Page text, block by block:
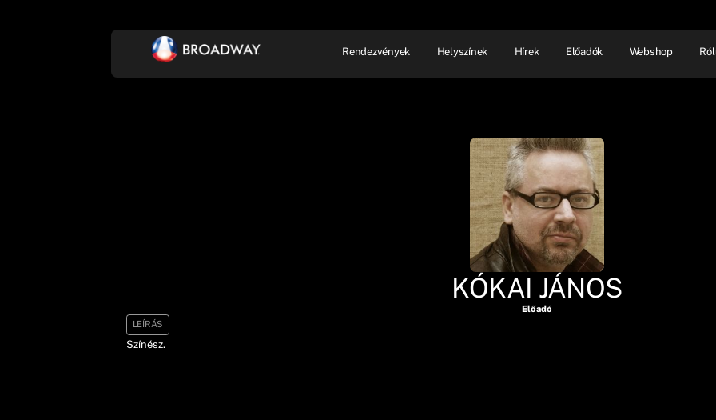
Rendezvények Helyszínek Hírek Előadók Webshop
KÓKAI JÁNOS
Előadó
LEÍRÁS
Színész.